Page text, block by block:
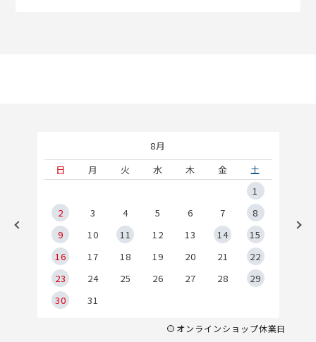
8月
日
月 火 水 木 金
土
1
2
3 4 5 6 7
8
9
10 11 12 13 14
15
16
17 18 19 20 21
22
23
24 25 26 27 28
29
30
31
オンラインショップ休業日